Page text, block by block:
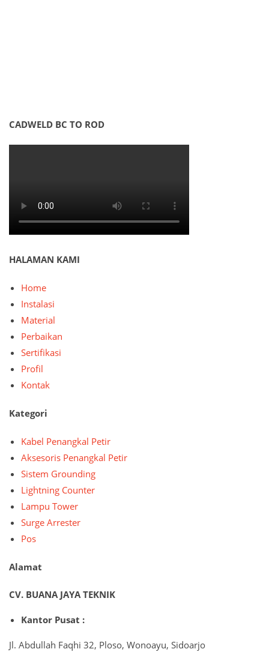
CADWELD BC TO ROD
HALAMAN KAMI
Home
Instalasi
Material
Perbaikan
Sertifikasi
Profil
Kontak
Kategori
Kabel Penangkal Petir
Aksesoris Penangkal Petir
Sistem Grounding
Lightning Counter
Lampu Tower
Surge Arrester
Pos
Alamat
CV. BUANA JAYA TEKNIK
Kantor Pusat :
Jl. Abdullah Faqhi 32, Ploso, Wonoayu, Sidoarjo